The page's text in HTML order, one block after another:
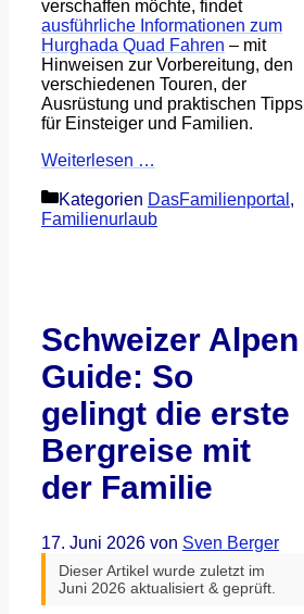
verschaffen möchte, findet
ausführliche Informationen zum
Hurghada Quad Fahren – mit
Hinweisen zur Vorbereitung, den
verschiedenen Touren, der
Ausrüstung und praktischen Tipps
für Einsteiger und Familien.
Weiterlesen …
Kategorien DasFamilienportal ,
Familienurlaub
Schweizer Alpen
Guide: So
gelingt die erste
Bergreise mit
der Familie
17. Juni 2026 von Sven Berger
Dieser Artikel wurde zuletzt im
Juni 2026 aktualisiert & geprüft.